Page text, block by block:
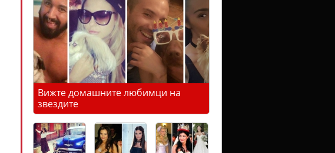
Вижте домашните любимци на
звездите